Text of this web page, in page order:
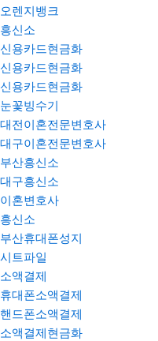
오렌지뱅크
흥신소
신용카드현금화
신용카드현금화
신용카드현금화
눈꽃빙수기
대전이혼전문변호사
대구이혼전문변호사
부산흥신소
대구흥신소
이혼변호사
흥신소
부산휴대폰성지
시트파일
소액결제
휴대폰소액결제
핸드폰소액결제
소액결제현금화